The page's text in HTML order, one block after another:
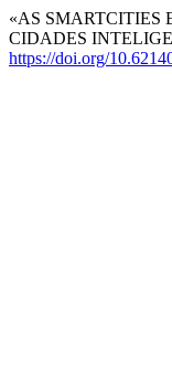
«AS SMARTCITIES
CIDADES
https://doi.org/